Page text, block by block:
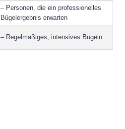
– Personen, die ein professionelles
Bügelergebnis erwarten
– Regelmäßiges, intensives Bügeln